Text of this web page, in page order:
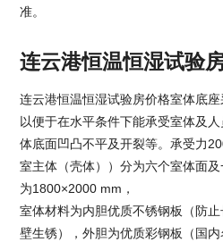
准。
连云港恒温恒湿试验
连云港恒温恒湿试验房价格室体底
以便于在水平条件下能承受室体及
体底面凹凸不平及开裂等。承受力
室主体（壳体））分为六个室体面
为1800×2000 mm，
室体材料为内胆优质不锈钢板（防
壁生锈），外胆为优质彩钢板（国